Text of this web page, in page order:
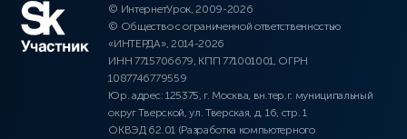
© ИнтернетУрок, 2009-2026
© Общество с ограниченной ответственностью
«ИНТЕРДА», 2014-2026
ИНН 7715706679, КПП 771001001, ОГРН
1087746779559
Юр. адрес: 125375, г. Москва, вн.тер.г. муниципальный
округ Тверской, ул. Тверская, д. 16, стр. 1
ОКВЭД 62.01 (Разработка компьютерного